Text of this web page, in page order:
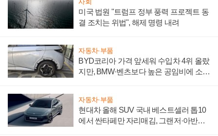
사회
미국 법원 "트럼프 정부 풍력 프로젝트 동
결 조치는 위법", 해제 명령 내려
자동차·부품
BYD코리아 가격 앞세워 수입차 4위 올랐
지만, BMW·벤츠보다 높은 공임비에 소비
자동차·부품
현대차 올해 SUV 국내 베스트셀러 톱10
에서 싼타페만 자리매김, 그랜저·아반떼